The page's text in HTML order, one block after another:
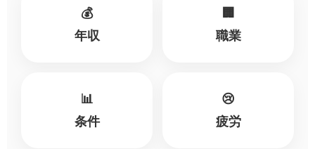
💰
年収
🏢
職業
📊
条件
😢
疲労